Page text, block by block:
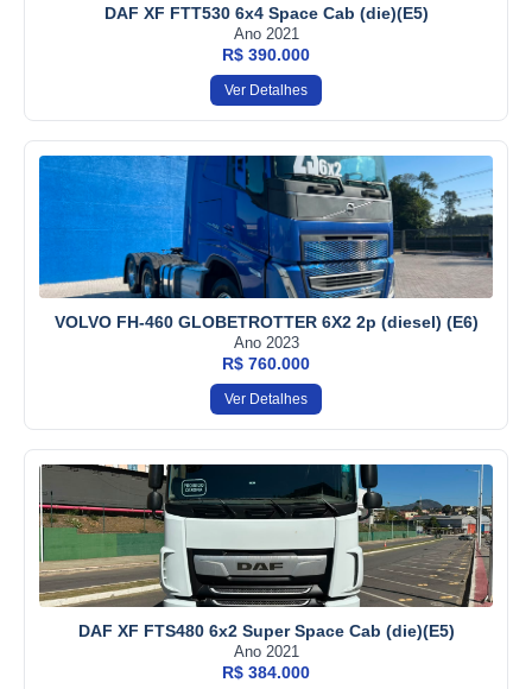
DAF XF FTT530 6x4 Space Cab (die)(E5)
Ano 2021
R$ 390.000
Ver Detalhes
VOLVO FH-460 GLOBETROTTER 6X2 2p (diesel) (E6)
Ano 2023
R$ 760.000
Ver Detalhes
DAF XF FTS480 6x2 Super Space Cab (die)(E5)
Ano 2021
R$ 384.000